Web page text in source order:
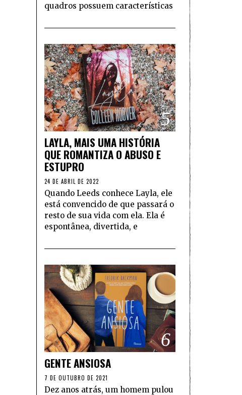
quadros possuem características
5
LAYLA, MAIS UMA HISTÓRIA
QUE ROMANTIZA O ABUSO E
ESTUPRO
24 DE ABRIL DE 2022
Quando Leeds conhece Layla, ele
está convencido de que passará o
resto de sua vida com ela. Ela é
espontânea, divertida, e
6
GENTE ANSIOSA
7 DE OUTUBRO DE 2021
Dez anos atrás, um homem pulou